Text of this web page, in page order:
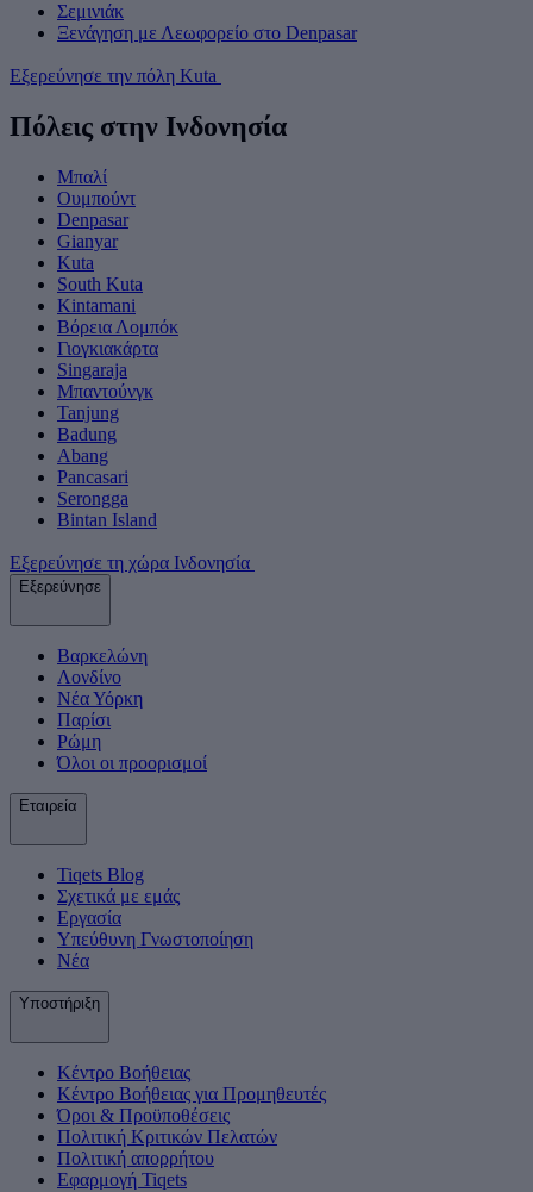
Σεμινιάκ
Ξενάγηση με Λεωφορείο στο Denpasar
Εξερεύνησε την πόλη Kuta
Πόλεις στην Ινδονησία
Μπαλί
Ουμπούντ
Denpasar
Gianyar
Kuta
South Kuta
Kintamani
Βόρεια Λομπόκ
Γιογκιακάρτα
Singaraja
Μπαντούνγκ
Tanjung
Badung
Abang
Pancasari
Serongga
Bintan Island
Εξερεύνησε τη χώρα Ινδονησία
Εξερεύνησε
Βαρκελώνη
Λονδίνο
Νέα Υόρκη
Παρίσι
Ρώμη
Όλοι οι προορισμοί
Εταιρεία
Tiqets Βlog
Σχετικά με εμάς
Εργασία
Υπεύθυνη Γνωστοποίηση
Νέα
Υποστήριξη
Κέντρο Βοήθειας
Κέντρο Βοήθειας για Προμηθευτές
Όροι & Προϋποθέσεις
Πολιτική Κριτικών Πελατών
Πολιτική απορρήτου
Εφαρμογή Tiqets